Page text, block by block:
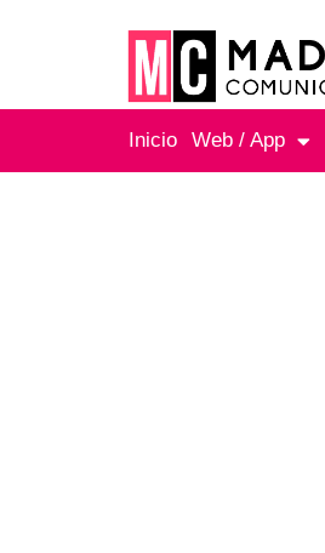
Inicio Web / App